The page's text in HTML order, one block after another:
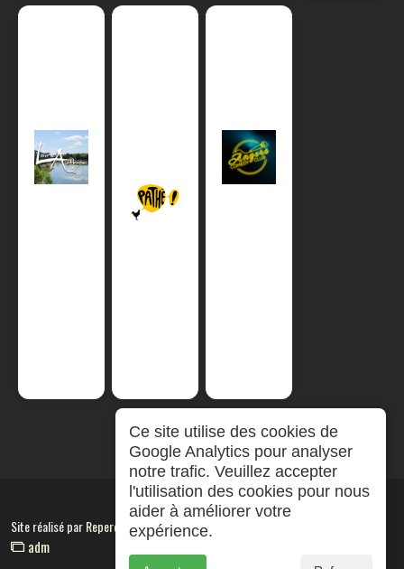
Site réalisé parRepereCom
adm
Ce site utilise des cookies de
Google Analytics pour analyser
notre trafic. Veuillez accepter
l'utilisation des cookies pour nous
aider à améliorer votre
expérience.